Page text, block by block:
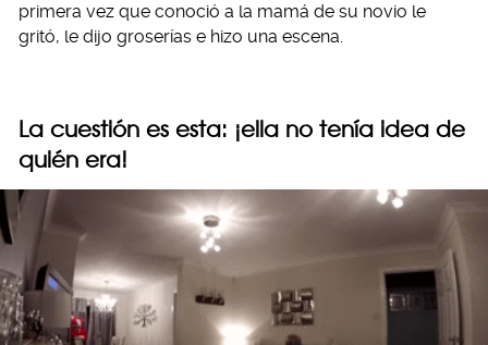
primera vez que conoció a la mamá de su novio le
gritó, le dijo groserías e hizo una escena.
La cuestión es esta: ¡ella no tenía idea de
quién era!